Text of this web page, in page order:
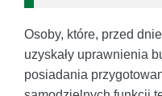
Osoby, które, przed
uzyskały uprawnienia
posiadania